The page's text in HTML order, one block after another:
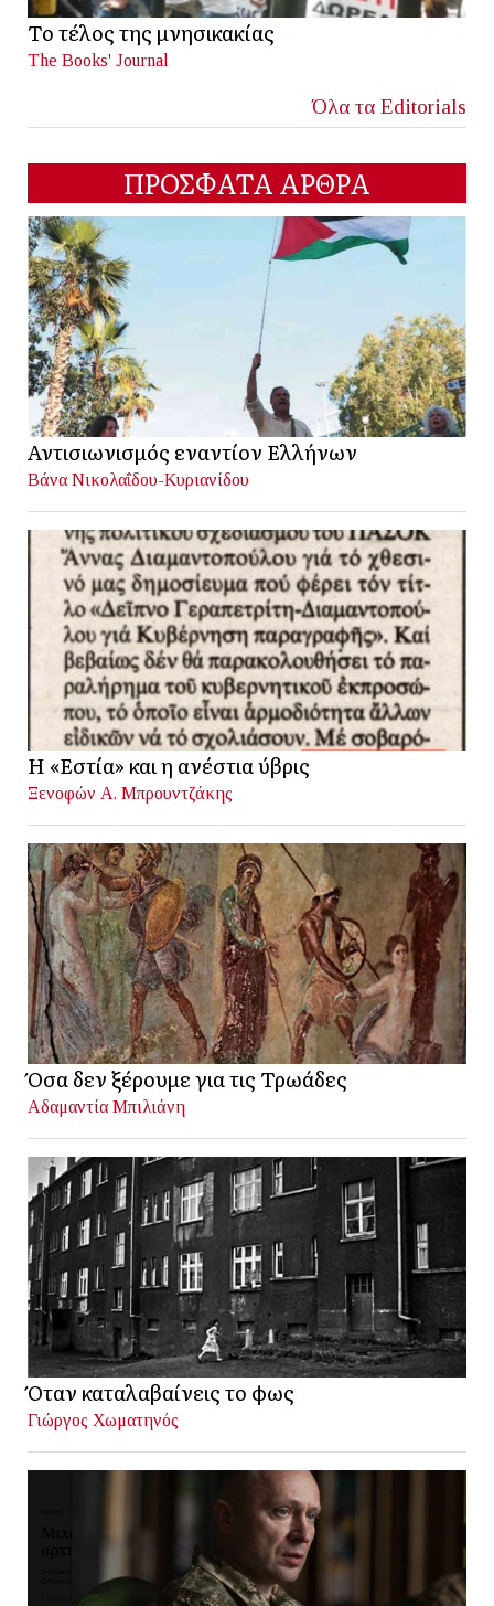
Το τέλος της μνησικακίας
The Books' Journal
Όλα τα Editorials
ΠΡΟΣΦΑΤΑ ΑΡΘΡΑ
Αντισιωνισμός εναντίον Ελλήνων
Βάνα Νικολαΐδου-Κυριανίδου
Η «Εστία» και η ανέστια ύβρις
Ξενοφών Α. Μπρουντζάκης
Όσα δεν ξέρουμε για τις Τρωάδες
Αδαμαντία Μπιλιάνη
Όταν καταλαβαίνεις το φως
Γιώργος Χωματηνός